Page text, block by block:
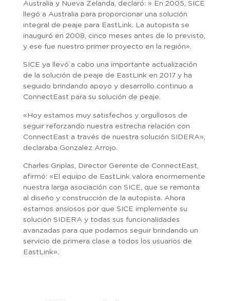
Australia y Nueva Zelanda, declaró: » En 2005, SICE
llegó a Australia para proporcionar una solución
integral de peaje para EastLink. La autopista se
inauguró en 2008, cinco meses antes de lo previsto,
y ese fue nuestro primer proyecto en la región».
SICE ya llevó a cabo una importante actualización
de la solución de peaje de EastLink en 2017 y ha
seguido brindando apoyo y desarrollo continuo a
ConnectEast para su solución de peaje.
«Hoy estamos muy satisfechos y orgullosos de
seguir reforzando nuestra estrecha relación con
ConnectEast a través de nuestra solución SIDERA»,
declaraba Gonzalez Arrojo.
Charles Griplas, Director Gerente de ConnectEast,
afirmó: «El equipo de EastLink valora enormemente
nuestra larga asociación con SICE, que se remonta
al diseño y construcción de la autopista. Ahora
estamos ansiosos por que SICE implemente su
solución SIDERA y todas sus funcionalidades
avanzadas para que podamos seguir brindando un
servicio de primera clase a todos los usuarios de
EastLink».